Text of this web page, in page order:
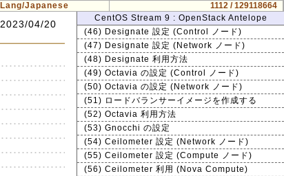
Lang/Japanese
1112 / 129118664
2023/04/20
CentOS Stream 9 : OpenStack Antelope
(46) Designate 設定 (Control ノード)
(47) Designate 設定 (Network ノード)
(48) Designate 利用方法
(49) Octavia の設定 (Control ノード)
(50) Octavia の設定 (Network ノード)
(51) ロードバランサーイメージを作成する
(52) Octavia 利用方法
(53) Gnocchi の設定
(54) Ceilometer 設定 (Network ノード)
(55) Ceilometer 設定 (Compute ノード)
(56) Ceilometer 利用 (Nova Compute)